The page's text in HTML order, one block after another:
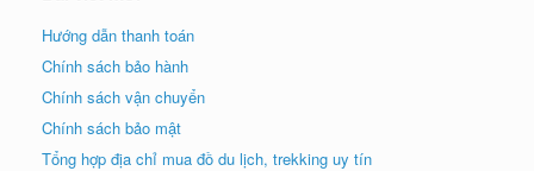
Hướng dẫn thanh toán
Chính sách bảo hành
Chính sách vận chuyển
Chính sách bảo mật
Tổng hợp địa chỉ mua đồ du lịch, trekking uy tín